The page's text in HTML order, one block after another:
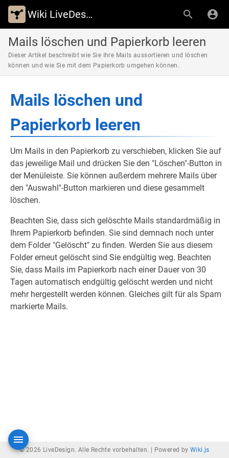
Wiki LiveDesign
Mails löschen und Papierkorb leeren
Dieser Artikel beschreibt wie Sie Ihre Mails aussortieren und löschen
können und wie Sie mit dem Papierkorb umgehen können.
Mails löschen und
Papierkorb leeren
Um Mails in den Papierkorb zu verschieben, klicken Sie auf
das jeweilige Mail und drücken Sie den "Löschen"-Button in
der Menüleiste. Sie können außerdem mehrere Mails über
den "Auswahl"-Button markieren und diese gesammelt
löschen.
Beachten Sie, dass sich gelöschte Mails standardmäßig in
Ihrem Papierkorb befinden. Sie sind demnach noch unter
dem Folder "Gelöscht" zu finden. Werden Sie aus diesem
Folder erneut gelöscht sind Sie endgültig weg. Beachten
Sie, dass Mails im Papierkorb nach einer Dauer von 30
Tagen automatisch endgültig gelöscht werden und nicht
mehr hergestellt werden können. Gleiches gilt für als Spam
markierte Mails.
© 2026 LiveDesign. Alle Rechte vorbehalten. | Powered by Wiki.js